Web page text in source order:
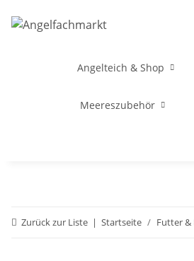
Angelteich & Shop
Meereszubehör
Zurück zur Liste Startseite Futter &